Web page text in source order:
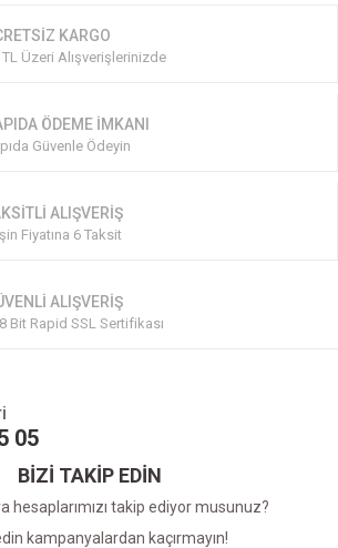
KARGO
TL Üzeri Alışverişlerinizde
ÖDEME İMKANI
Güvenle Ödeyin
ALIŞVERİŞ
Fiyatına 6 Taksit
ALIŞVERİŞ
Bit Rapid SSL Sertifikası
05
BİZİ TAKİP EDİN
hesaplarımızı takip ediyor musunuz?
kampanyalardan kaçırmayın!